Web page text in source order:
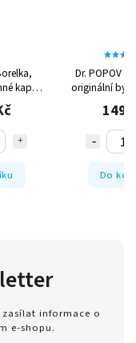
kapky
Dr. POPOV
originální
50 ml
149
Do
informace o
e-shopu.